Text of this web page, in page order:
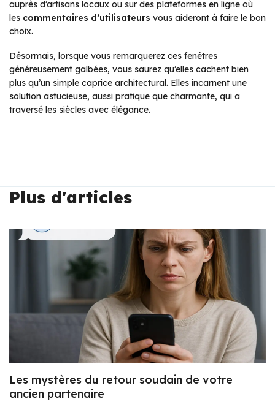
auprès d’artisans locaux ou sur des plateformes en ligne où
les commentaires d’utilisateurs vous aideront à faire le bon
choix.
Désormais, lorsque vous remarquerez ces fenêtres
généreusement galbées, vous saurez qu’elles cachent bien
plus qu’un simple caprice architectural. Elles incarnent une
solution astucieuse, aussi pratique que charmante, qui a
traversé les siècles avec élégance.
Plus d'articles
Les mystères du retour soudain de votre
ancien partenaire